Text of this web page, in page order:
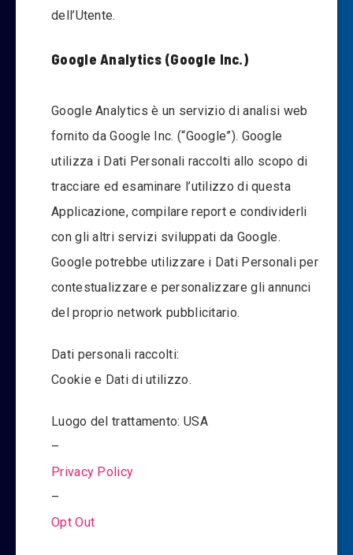
dell’Utente.
Google Analytics (Google Inc.)
Google Analytics è un servizio di analisi web
fornito da Google Inc. (“Google”). Google
utilizza i Dati Personali raccolti allo scopo di
tracciare ed esaminare l’utilizzo di questa
Applicazione, compilare report e condividerli
con gli altri servizi sviluppati da Google.
Google potrebbe utilizzare i Dati Personali per
contestualizzare e personalizzare gli annunci
del proprio network pubblicitario.
Dati personali raccolti:
Cookie e Dati di utilizzo.
Luogo del trattamento: USA
–
Privacy Policy
–
Opt Out